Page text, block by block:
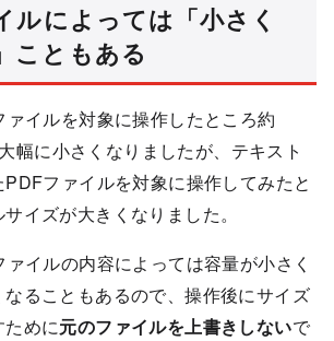
ルによっては「小さく
こともある
イルを対象に操作したところ約
幅に小さくなりましたが、テキスト
ファイルを対象に操作してみたと
イズが大きくなりました。
イルの内容によっては容量が小さく
ることもあるので、操作後にサイズ
めに元のファイルを上書きしないで